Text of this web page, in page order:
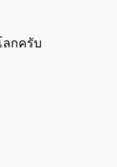
ลกครับ